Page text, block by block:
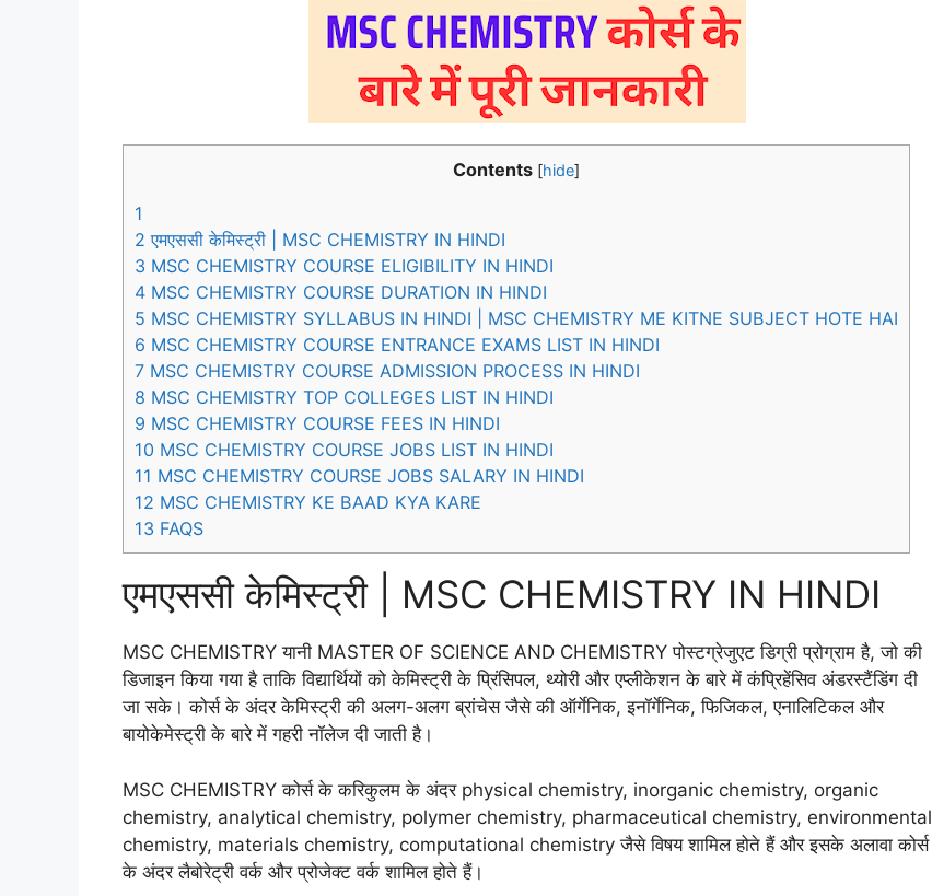
Contents [hide]
1
2 एमएससी केमिस्ट्री | MSC CHEMISTRY IN HINDI
3 MSC CHEMISTRY COURSE ELIGIBILITY IN HINDI
4 MSC CHEMISTRY COURSE DURATION IN HINDI
5 MSC CHEMISTRY SYLLABUS IN HINDI | MSC CHEMISTRY ME KITNE SUBJECT HOTE HAI
6 MSC CHEMISTRY COURSE ENTRANCE EXAMS LIST IN HINDI
7 MSC CHEMISTRY COURSE ADMISSION PROCESS IN HINDI
8 MSC CHEMISTRY TOP COLLEGES LIST IN HINDI
9 MSC CHEMISTRY COURSE FEES IN HINDI
10 MSC CHEMISTRY COURSE JOBS LIST IN HINDI
11 MSC CHEMISTRY COURSE JOBS SALARY IN HINDI
12 MSC CHEMISTRY KE BAAD KYA KARE
13 FAQS
एमएससी केमिस्ट्री | MSC CHEMISTRY IN HINDI
MSC CHEMISTRY यानी MASTER OF SCIENCE AND CHEMISTRY पोस्टग्रेजुएट डिग्री प्रोग्राम है, जो की
डिजाइन किया गया है ताकि विद्यार्थियों को केमिस्ट्री के प्रिंसिपल, थ्योरी और एप्लीकेशन के बारे में कंप्रिहेंसिव अंडरस्टैंडिंग दी
जा सके। कोर्स के अंदर केमिस्ट्री की अलग-अलग ब्रांचेस जैसे की ऑर्गेनिक, इनॉर्गेनिक, फिजिकल, एनालिटिकल और
बायोकेमेस्ट्री के बारे में गहरी नॉलेज दी जाती है।
MSC CHEMISTRY कोर्स के करिकुलम के अंदर physical chemistry, inorganic chemistry, organic
chemistry, analytical chemistry, polymer chemistry, pharmaceutical chemistry, environmental
chemistry, materials chemistry, computational chemistry जैसे विषय शामिल होते हैं और इसके अलावा कोर्स
के अंदर लैबोरेट्री वर्क और प्रोजेक्ट वर्क शामिल होते हैं।